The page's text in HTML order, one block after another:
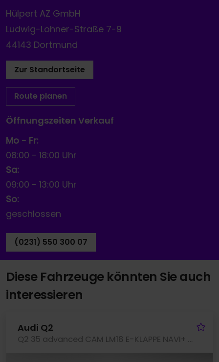
Hülpert AZ GmbH
Ludwig-Lohner-Straße 7-9
44143 Dortmund
Zur Standortseite
Route planen
Öffnungszeiten Verkauf
Mo - Fr:
08:00 - 18:00 Uhr
Sa:
09:00 - 13:00 Uhr
So:
geschlossen
(0231) 550 300 07
Diese Fahrzeuge könnten Sie auch
interessieren
Audi Q2
Q2 35 advanced CAM LM18 E-KLAPPE NAVI+ SITZHEIZ.